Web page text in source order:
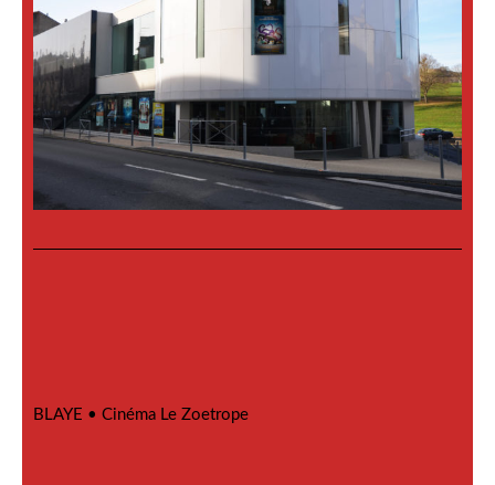
BLAYE • Cinéma Le Zoetrope